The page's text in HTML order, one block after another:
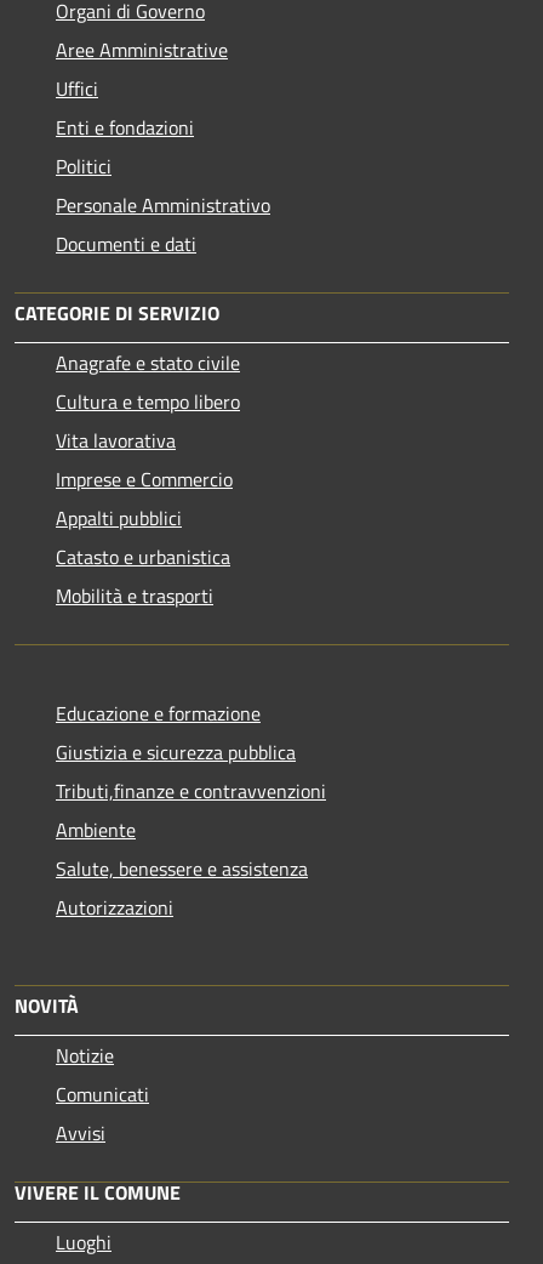
Organi di Governo
Aree Amministrative
Uffici
Enti e fondazioni
Politici
Personale Amministrativo
Documenti e dati
CATEGORIE DI SERVIZIO
Anagrafe e stato civile
Cultura e tempo libero
Vita lavorativa
Imprese e Commercio
Appalti pubblici
Catasto e urbanistica
Mobilità e trasporti
Educazione e formazione
Giustizia e sicurezza pubblica
Tributi,finanze e contravvenzioni
Ambiente
Salute, benessere e assistenza
Autorizzazioni
NOVITÀ
Notizie
Comunicati
Avvisi
VIVERE IL COMUNE
Luoghi